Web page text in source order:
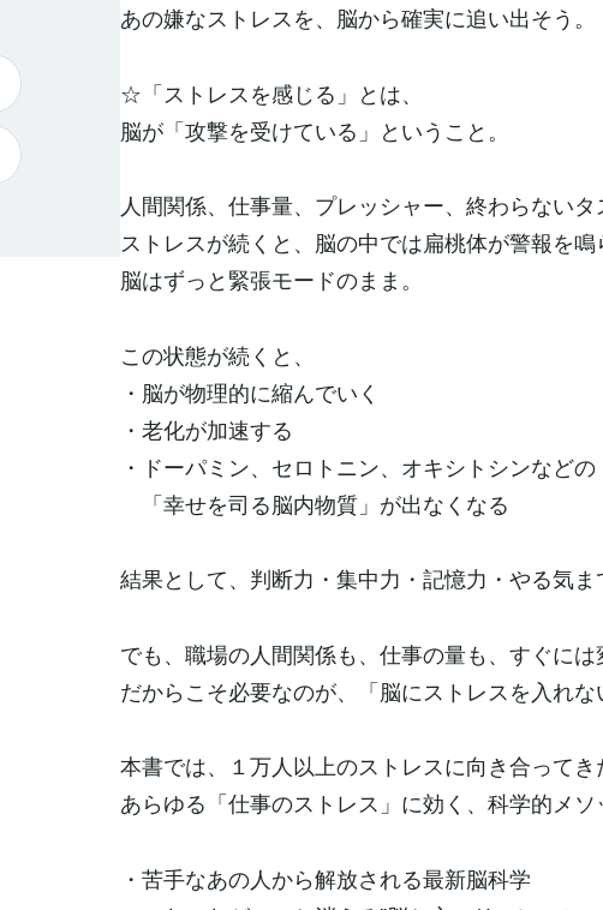
あの嫌なストレスを、脳から確実に追い出そう。
☆「ストレスを感じる」とは、
脳が「攻撃を受けている」ということ。
人間関係、仕事量、プレッシャー、終わらないタ
ストレスが続くと、脳の中では扁桃体が警報を鳴
脳はずっと緊張モードのまま。
この状態が続くと、
・脳が物理的に縮んでいく
・老化が加速する
・ドーパミン、セロトニン、オキシトシンなどの
「幸せを司る脳内物質」が出なくなる
結果として、判断力・集中力・記憶力・やる気ま
でも、職場の人間関係も、仕事の量も、すぐには
だからこそ必要なのが、「脳にストレスを入れな
本書では、１万人以上のストレスに向き合ってき
あらゆる「仕事のストレス」に効く、科学的メソ
・苦手なあの人から解放される最新脳科学